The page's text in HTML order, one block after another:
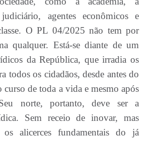
agentes econômicos e
O PL 04/2025 não tem por
qualquer. Está-se diante de um
da República, que irradia os
todos os cidadãos, desde antes do
curso de toda a vida e mesmo após
norte, portanto, deve ser a
Sem receio de inovar, mas
os alicerces fundamentais do já